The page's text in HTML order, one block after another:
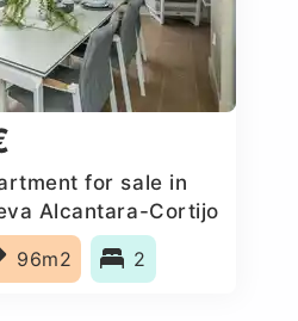
for sale in
Alcantara-Cortijo
96m2 2